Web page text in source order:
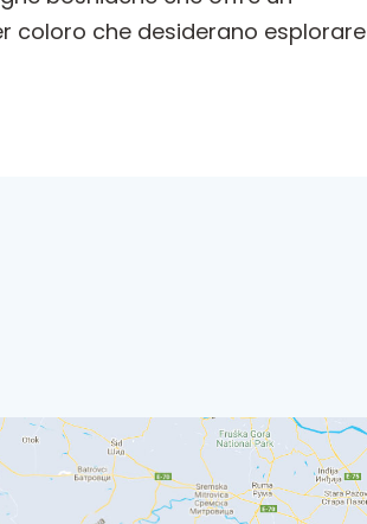
coloro che desiderano esplorare